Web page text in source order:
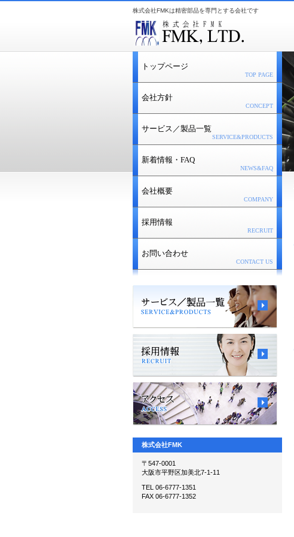
株式会社FMKは精密部品を専門とする会社です
トップページ
TOP PAGE
会社方針
CONCEPT
サービス／製品一覧
SERVICE&PRODUCTS
新着情報・FAQ
NEWS&FAQ
会社概要
COMPANY
採用情報
RECRUIT
お問い合わせ
CONTACT US
株式会社FMK
〒547-0001
大阪市平野区加美北7-1-11
TEL 06-6777-1351
FAX 06-6777-1352